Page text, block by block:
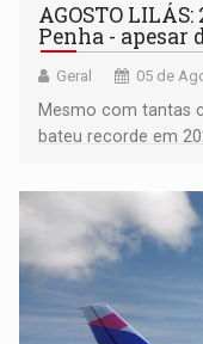
AGOSTO
Penha - apesar
Geral 05 de
Mesmo com tantas
bateu recorde em